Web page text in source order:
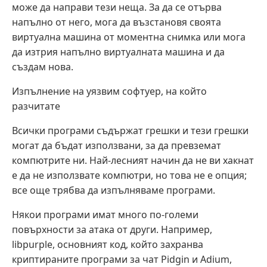
може да направи тези неща. За да се отърва
напълно от него, мога да възстановя своята
виртуална машина от моментна снимка или мога
да изтрия напълно виртуалната машина и да
създам нова.
Изпълнение на уязвим софтуер, на който
разчитате
Всички програми съдържат грешки и тези грешки
могат да бъдат използвани, за да превземат
компютрите ни. Най-лесният начин да не ви хакнат
е да не използвате компютри, но това не е опция;
все още трябва да изпълняваме програми.
Някои програми имат много по-големи
повърхности за атака от други. Например,
libpurple, основният код, който захранва
криптираните програми за чат Pidgin и Adium,